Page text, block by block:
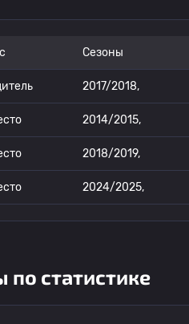
Сезоны
2017/2018,
2014/2015,
2018/2019,
2024/2025,
по статистике